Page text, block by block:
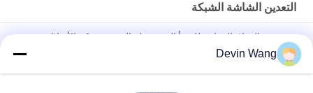
التعدين الشاشة الشبكة
مخصصة الفولاذ المقاوم للصدأ المضغوطة التعدين شبكة الأسلاك
شبكة غربلة الأسلاك المنسوجة ذات الخطاف لشاشة الاهتزاز لمنجم
الحجر
Devin Wang